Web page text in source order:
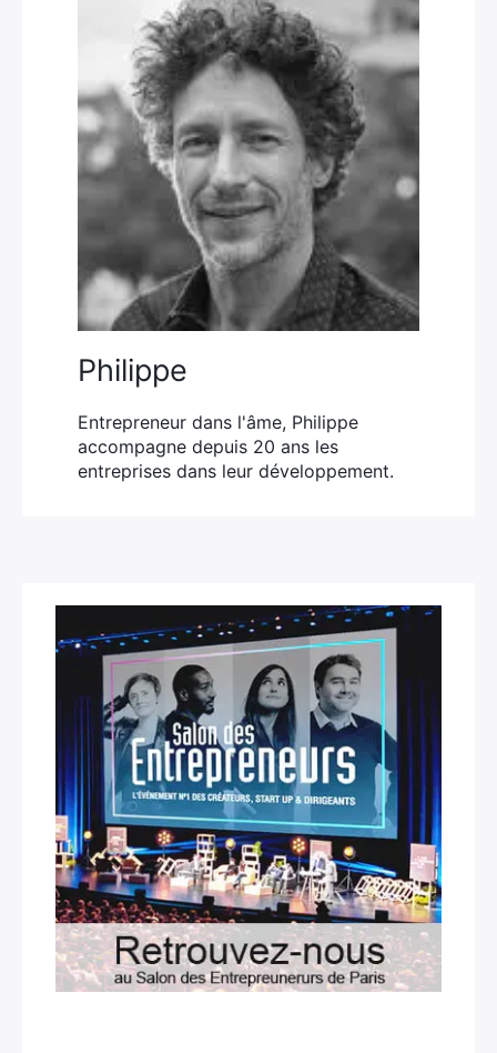
Philippe
Entrepreneur dans l'âme, Philippe
accompagne depuis 20 ans les
entreprises dans leur développement.
: